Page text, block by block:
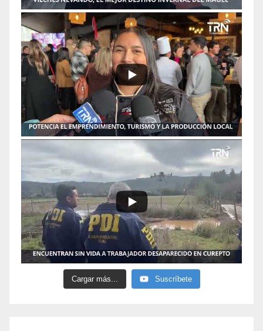
Cargar más... Suscríbete